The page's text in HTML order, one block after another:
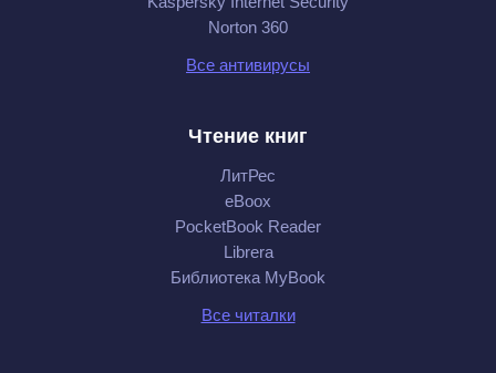
Norton 360
Все антивирусы
Чтение книг
ЛитРес
eBoox
PocketBook Reader
Librera
Библиотека MyBook
Все читалки